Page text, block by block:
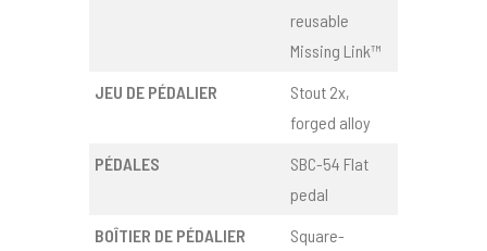
reusable
Missing Link™
JEU DE PÉDALIER
Stout 2x,
forged alloy
PÉDALES
SBC-54 Flat
pedal
BOÎTIER DE PÉDALIER
Square-